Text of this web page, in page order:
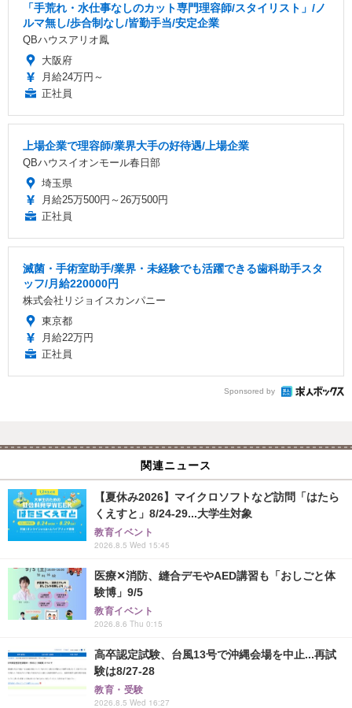
「手荒れ・水仕事なしのカット専門理容師/スタイリスト」/ノ
ルマ無し/歩合制なし/皆勤手当/安定企業
QBハウスアリオ鳳
大阪府
月給24万円～
正社員
上場企業で理容師/業界大手の好待遇/上場企業
QBハウスイオンモール春日部
埼玉県
月給25万500円～26万500円
正社員
滅菌・手術室助手/業界・未経験でも活躍できる歯科助手スタ
ッフ/月給220000円
株式会社リジョイスカンパニー
東京都
月給22万円
正社員
Sponsored by
関連ニュース
【夏休み2026】マイクロソフトなど訪問「はたら
くえすと」8/24-29...大学生対象
教育イベント
2026.8.5 Wed 15:45
医療✕消防、縫合デモやAED講習も「おしごと体
験博」9/5
教育イベント
2026.8.6 Thu 0:15
高卒認定試験、台風13号で沖縄会場を中止...再試
験は8/27-28
教育・受験
2026.8.5 Wed 16:27